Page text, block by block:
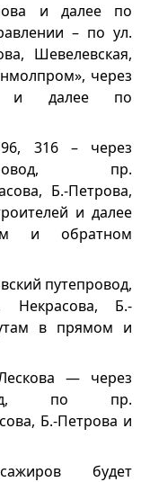
и далее по
– по ул.
Шевелевская,
через
и далее по
316 – через
пр.
Б.-Петрова,
и далее
и обратном
путепровод,
Некрасова, Б.-
в прямом и
— через
по пр.
Б.-Петрова и
будет